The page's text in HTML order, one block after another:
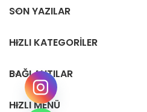
SON YAZILAR
HIZLI KATEGORILER
BAĞLANTILAR
HIZLI MENÜ